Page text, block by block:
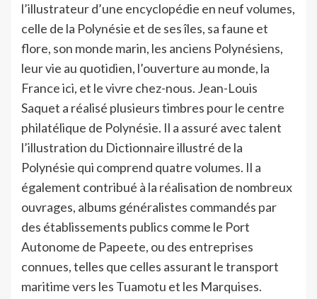
l’illustrateur d’une encyclopédie en neuf volumes,
celle de la Polynésie et de ses îles, sa faune et
flore, son monde marin, les anciens Polynésiens,
leur vie au quotidien, l’ouverture au monde, la
France ici, et le vivre chez-nous. Jean-Louis
Saquet a réalisé plusieurs timbres pour le centre
philatélique de Polynésie. Il a assuré avec talent
l’illustration du Dictionnaire illustré de la
Polynésie qui comprend quatre volumes. Il a
également contribué à la réalisation de nombreux
ouvrages, albums généralistes commandés par
des établissements publics comme le Port
Autonome de Papeete, ou des entreprises
connues, telles que celles assurant le transport
maritime vers les Tuamotu et les Marquises.